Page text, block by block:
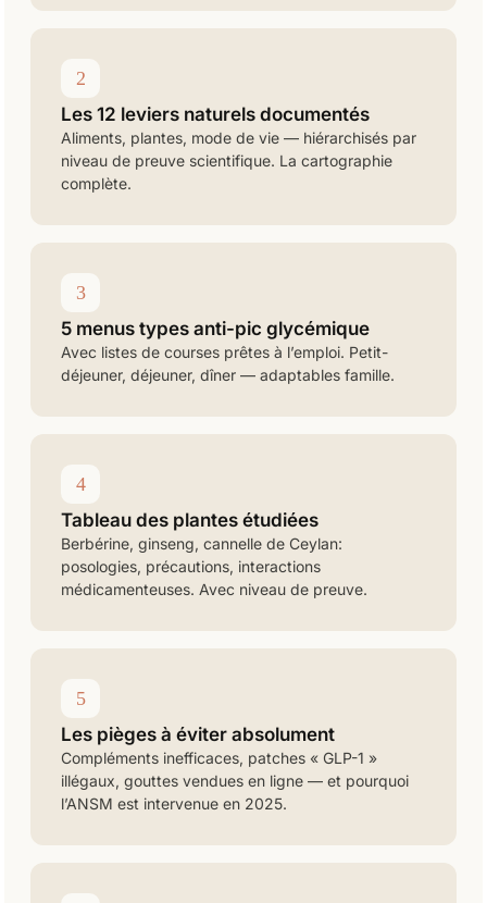
2
Les 12 leviers naturels documentés
Aliments, plantes, mode de vie — hiérarchisés par
niveau de preuve scientifique. La cartographie
complète.
3
5 menus types anti-pic glycémique
Avec listes de courses prêtes à l’emploi. Petit-
déjeuner, déjeuner, dîner — adaptables famille.
4
Tableau des plantes étudiées
Berbérine, ginseng, cannelle de Ceylan:
posologies, précautions, interactions
médicamenteuses. Avec niveau de preuve.
5
Les pièges à éviter absolument
Compléments inefficaces, patches « GLP-1 »
illégaux, gouttes vendues en ligne — et pourquoi
l’ANSM est intervenue en 2025.